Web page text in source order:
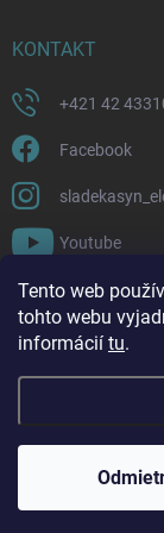
Tento web
tohto webu
informácií tu.
KONTAKT
+421 42
Facebook
Youtube
FACEBOOK
Copyright 2026